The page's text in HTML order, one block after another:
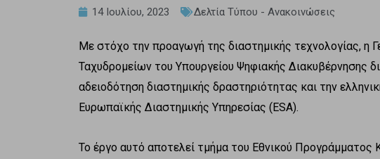
14 Ιουλίου, 2023 Δελτία Τύπου - Ανακοινώσεις
Με στόχο την προαγωγή της διαστημικής τεχνολογίας, η
Ταχυδρομείων του Υπουργείου Ψηφιακής Διακυβέρνησης
αδειοδότηση διαστημικής δραστηριότητας και την
Ευρωπαϊκής Διαστημικής Υπηρεσίας (ESA).
Το έργο αυτό αποτελεί τμήμα του Εθνικού